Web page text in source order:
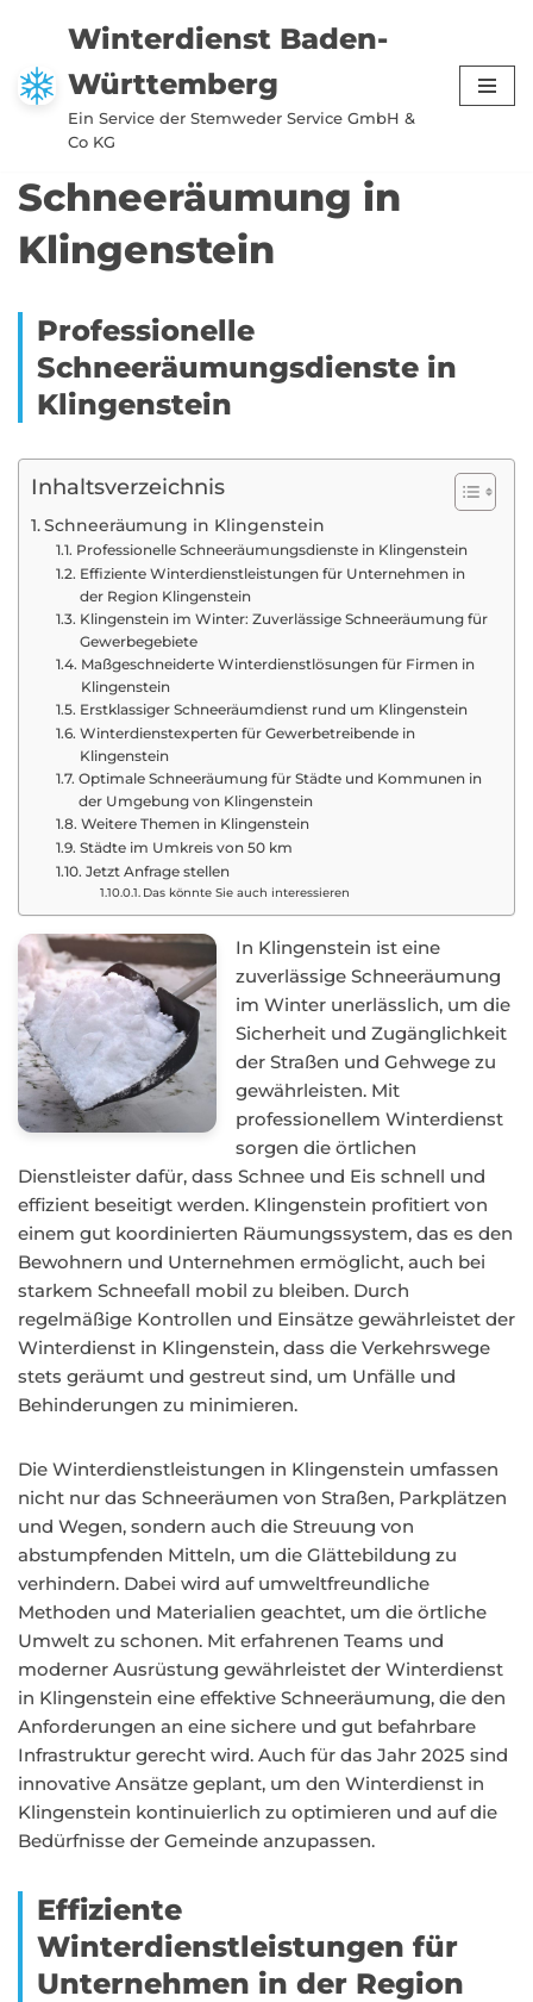
Zum
Inhalt
springen
Winterdienst Baden-
Württemberg
Ein Service der Stemweder Service GmbH &
Co KG
Schneeräumung in
Klingenstein
Professionelle
Schneeräumungsdienste in
Klingenstein
Inhaltsverzeichnis
Schneeräumung in Klingenstein
Professionelle Schneeräumungsdienste in Klingenstein
Effiziente Winterdienstleistungen für Unternehmen in
der Region Klingenstein
Klingenstein im Winter: Zuverlässige Schneeräumung für
Gewerbegebiete
Maßgeschneiderte Winterdienstlösungen für Firmen in
Klingenstein
Erstklassiger Schneeräumdienst rund um Klingenstein
Winterdienstexperten für Gewerbetreibende in
Klingenstein
Optimale Schneeräumung für Städte und Kommunen in
der Umgebung von Klingenstein
Weitere Themen in Klingenstein
Städte im Umkreis von 50 km
Jetzt Anfrage stellen
Das könnte Sie auch interessieren
In Klingenstein ist eine
zuverlässige Schneeräumung
im Winter unerlässlich, um die
Sicherheit und Zugänglichkeit
der Straßen und Gehwege zu
gewährleisten. Mit
professionellem Winterdienst
sorgen die örtlichen
Dienstleister dafür, dass Schnee und Eis schnell und
effizient beseitigt werden. Klingenstein profitiert von
einem gut koordinierten Räumungssystem, das es den
Bewohnern und Unternehmen ermöglicht, auch bei
starkem Schneefall mobil zu bleiben. Durch
regelmäßige Kontrollen und Einsätze gewährleistet der
Winterdienst in Klingenstein, dass die Verkehrswege
stets geräumt und gestreut sind, um Unfälle und
Behinderungen zu minimieren.
Die Winterdienstleistungen in Klingenstein umfassen
nicht nur das Schneeräumen von Straßen, Parkplätzen
und Wegen, sondern auch die Streuung von
abstumpfenden Mitteln, um die Glättebildung zu
verhindern. Dabei wird auf umweltfreundliche
Methoden und Materialien geachtet, um die örtliche
Umwelt zu schonen. Mit erfahrenen Teams und
moderner Ausrüstung gewährleistet der Winterdienst
in Klingenstein eine effektive Schneeräumung, die den
Anforderungen an eine sichere und gut befahrbare
Infrastruktur gerecht wird. Auch für das Jahr 2025 sind
innovative Ansätze geplant, um den Winterdienst in
Klingenstein kontinuierlich zu optimieren und auf die
Bedürfnisse der Gemeinde anzupassen.
Effiziente
Winterdienstleistungen für
Unternehmen in der Region